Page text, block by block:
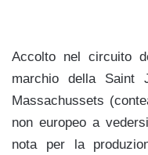
Accolto nel circuito
marchio della Saint
Massachussets
non europeo a
nota per la